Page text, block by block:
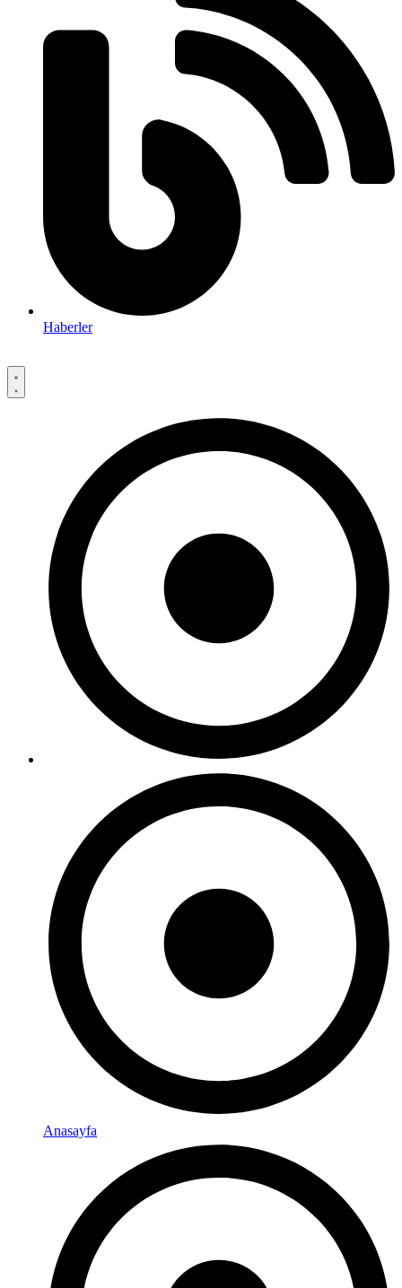
Haberler
Anasayfa